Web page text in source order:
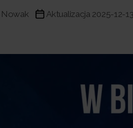
Nowak Aktualizacja 2025-12-13